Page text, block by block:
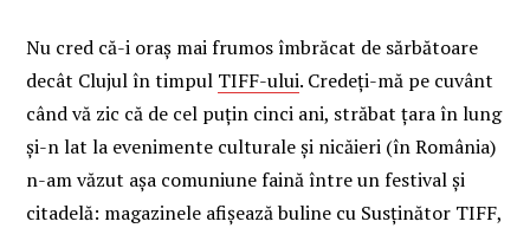
Nu cred că-i oraș mai frumos îmbrăcat de sărbătoare
decât Clujul în timpul TIFF-ului. Credeți-mă pe cuvânt
când vă zic că de cel puțin cinci ani, străbat țara în lung
și-n lat la evenimente culturale și nicăieri (în România)
n-am văzut așa comuniune faină între un festival și
citadelă: magazinele afișează buline cu Susținător TIFF,